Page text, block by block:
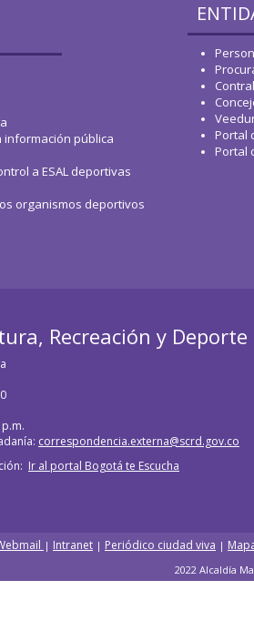
información pública
a ESAL deportivas
organismos deportivos
Portal
Portal
Recreación y Deporte
correspondencia.externa@scrd.gov.co
Ir al portal Bogotá te Escucha
| Intranet | Periódico ciudad viva |
2022 Alcaldía